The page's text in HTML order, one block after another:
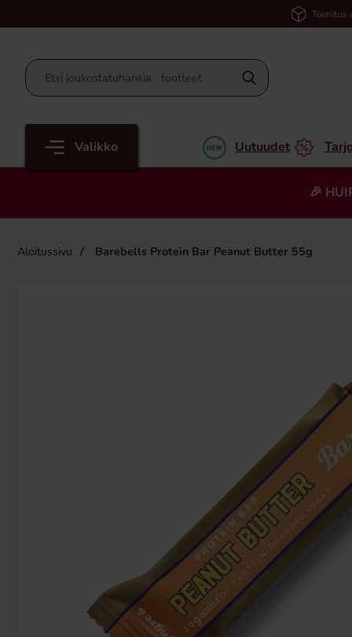
Toimitus
Valikko Uutuudet
🎉
Aloitussivu Barebells Protein Bar Peanut Butter 55g
Fanta Crimson Cherry 50cl
2.79 EUR
Osta
Fazer Viol